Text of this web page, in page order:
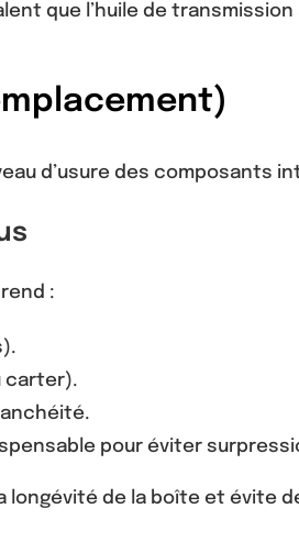
que l’huile de
d’usure des composants
:
carter).
pour éviter
longévité de la boîte et évite